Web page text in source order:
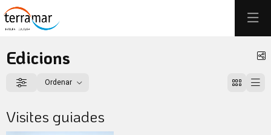
Edicions
Filtrar Ordenar
Visites guiades